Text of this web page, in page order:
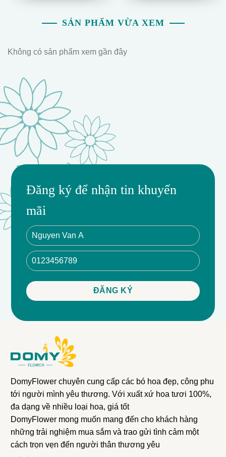
SẢN PHẨM VỪA XEM
Không có sản phẩm xem gần đây
Đăng ký để nhận tin khuyến
mãi
DomyFlower chuyên cung cấp các bó hoa đẹp, công phu
tới người mình yêu thương. Với xuất xứ hoa tươi 100%,
đa dạng về nhiều loại hoa, giá tốt
DomyFlower mong muốn mang đến cho khách hàng
những trải nghiệm mua sắm và trao gửi tình cảm một
cách trọn vẹn đến người thân thương yêu